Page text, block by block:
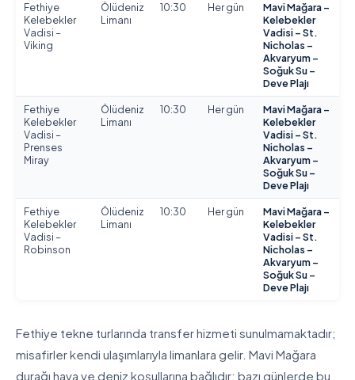
Fethiye
Kelebekler
Vadisi –
Viking
Ölüdeniz
Limanı
10:30 Her gün
Mavi Mağara –
Kelebekler
Vadisi – St.
Nicholas –
Akvaryum –
Soğuk Su –
Deve Plajı
Fethiye
Kelebekler
Vadisi –
Prenses
Miray
Ölüdeniz
Limanı
10:30 Her gün
Mavi Mağara –
Kelebekler
Vadisi – St.
Nicholas –
Akvaryum –
Soğuk Su –
Deve Plajı
Fethiye
Kelebekler
Vadisi –
Robinson
Ölüdeniz
Limanı
10:30 Her gün
Mavi Mağara –
Kelebekler
Vadisi – St.
Nicholas –
Akvaryum –
Soğuk Su –
Deve Plajı
Fethiye tekne turlarında transfer hizmeti sunulmamaktadır;
misafirler kendi ulaşımlarıyla limanlara gelir. Mavi Mağara
durağı hava ve deniz koşullarına bağlıdır; bazı günlerde bu